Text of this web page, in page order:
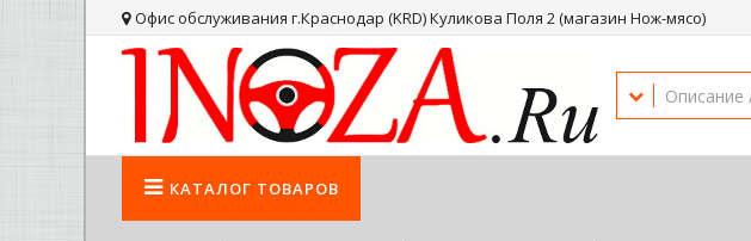
Офис обслуживания г.Краснодар (KRD) Куликова Поля 2 (магазин Нож-мясо)
КАТАЛОГ ТОВАРОВ